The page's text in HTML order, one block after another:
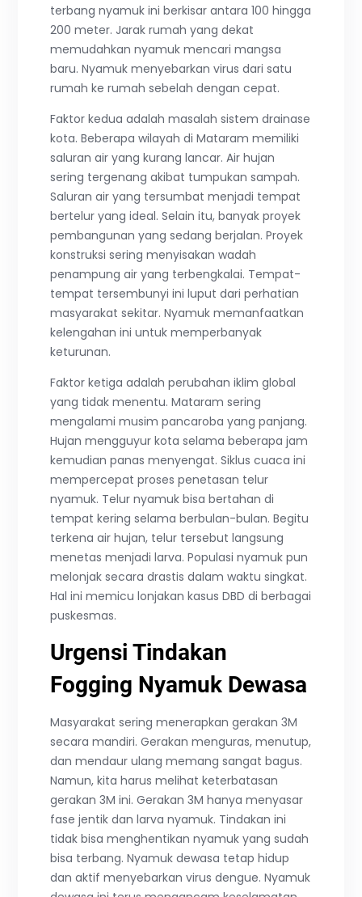
terbang nyamuk ini berkisar antara 100 hingga
200 meter. Jarak rumah yang dekat
memudahkan nyamuk mencari mangsa
baru. Nyamuk menyebarkan virus dari satu
rumah ke rumah sebelah dengan cepat.
Faktor kedua adalah masalah sistem drainase
kota. Beberapa wilayah di Mataram memiliki
saluran air yang kurang lancar. Air hujan
sering tergenang akibat tumpukan sampah.
Saluran air yang tersumbat menjadi tempat
bertelur yang ideal. Selain itu, banyak proyek
pembangunan yang sedang berjalan. Proyek
konstruksi sering menyisakan wadah
penampung air yang terbengkalai. Tempat-
tempat tersembunyi ini luput dari perhatian
masyarakat sekitar. Nyamuk memanfaatkan
kelengahan ini untuk memperbanyak
keturunan.
Faktor ketiga adalah perubahan iklim global
yang tidak menentu. Mataram sering
mengalami musim pancaroba yang panjang.
Hujan mengguyur kota selama beberapa jam
kemudian panas menyengat. Siklus cuaca ini
mempercepat proses penetasan telur
nyamuk. Telur nyamuk bisa bertahan di
tempat kering selama berbulan-bulan. Begitu
terkena air hujan, telur tersebut langsung
menetas menjadi larva. Populasi nyamuk pun
melonjak secara drastis dalam waktu singkat.
Hal ini memicu lonjakan kasus DBD di berbagai
puskesmas.
Urgensi Tindakan
Fogging Nyamuk Dewasa
Masyarakat sering menerapkan gerakan 3M
secara mandiri. Gerakan menguras, menutup,
dan mendaur ulang memang sangat bagus.
Namun, kita harus melihat keterbatasan
gerakan 3M ini. Gerakan 3M hanya menyasar
fase jentik dan larva nyamuk. Tindakan ini
tidak bisa menghentikan nyamuk yang sudah
bisa terbang. Nyamuk dewasa tetap hidup
dan aktif menyebarkan virus dengue. Nyamuk